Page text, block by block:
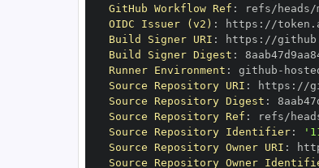
GitHub Workflow Ref :
OIDC Issuer (v2) : https :
Build Signer URI : https : //
Build Signer Digest :
Runner Environment : github -
Source Repository URI : https :
Source Repository Digest :
Source Repository Ref :
Source Repository Identifier:
Source Repository Owner URI :
Source Repository Owner